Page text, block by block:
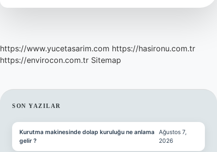
Yüzyıllar
https://www.yucetasarim.com https://hasironu.com.tr
https://envirocon.com.tr Sitemap
SIDEBAR
SON YAZILAR
Kurutma makinesinde dolap kuruluğu ne anlama
gelir ?
Ağustos 7,
2026